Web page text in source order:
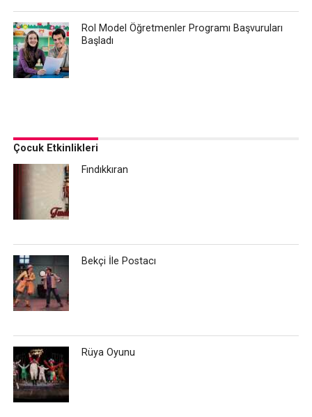
Rol Model Öğretmenler Programı Başvuruları
Başladı
Çocuk Etkinlikleri
Fındıkkıran
Bekçi İle Postacı
Rüya Oyunu